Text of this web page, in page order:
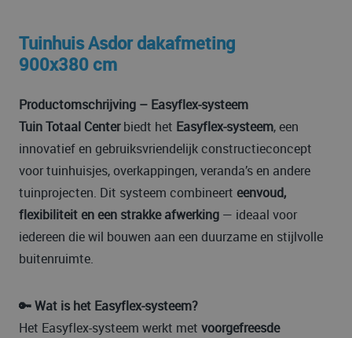
Tuinhuis Asdor dakafmeting
900x380 cm
Productomschrijving – Easyflex-systeem
Tuin Totaal Centerbiedt het Easyflex-systeem, een
innovatief en gebruiksvriendelijk constructieconcept
voor tuinhuisjes, overkappingen, veranda’s en andere
tuinprojecten. Dit systeem combineert eenvoud,
flexibiliteit en een strakke afwerking — ideaal voor
iedereen die wil bouwen aan een duurzame en stijlvolle
buitenruimte.
🔑 Wat is het Easyflex-systeem?
Het Easyflex-systeem werkt met voorgefreesde